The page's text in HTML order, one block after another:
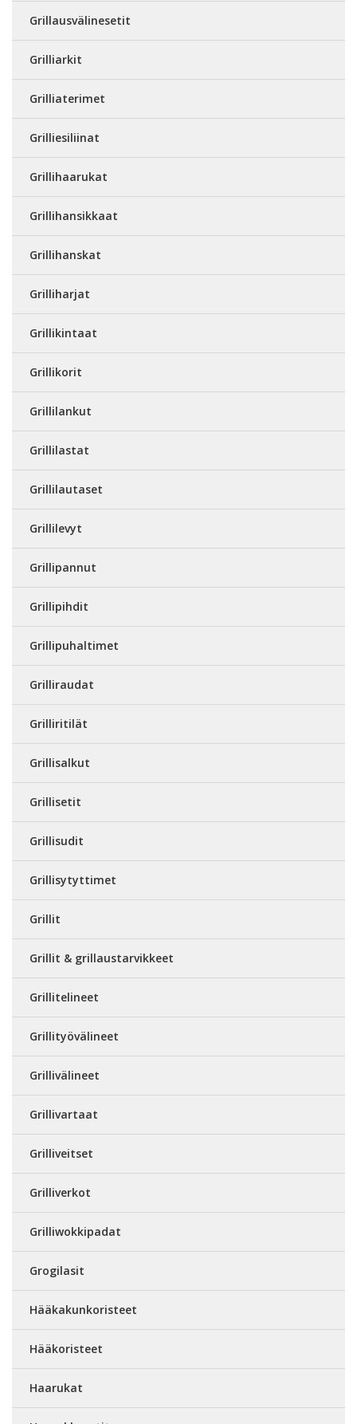
Grillausvälinesetit
Grilliarkit
Grilliaterimet
Grilliesiliinat
Grillihaarukat
Grillihansikkaat
Grillihanskat
Grilliharjat
Grillikintaat
Grillikorit
Grillilankut
Grillilastat
Grillilautaset
Grillilevyt
Grillipannut
Grillipihdit
Grillipuhaltimet
Grilliraudat
Grilliritilät
Grillisalkut
Grillisetit
Grillisudit
Grillisytyttimet
Grillit
Grillit & grillaustarvikkeet
Grillitelineet
Grillityövälineet
Grillivälineet
Grillivartaat
Grilliveitset
Grilliverkot
Grilliwokkipadat
Grogilasit
Hääkakunkoristeet
Hääkoristeet
Haarukat